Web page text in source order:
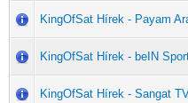
KingOfSat Hírek - Payam
KingOfSat Hírek - beIN
KingOfSat Hírek - Sangat